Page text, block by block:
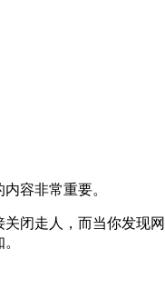
容非常重要。
闭走人，而当你发现